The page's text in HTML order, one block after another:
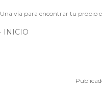
Una vía para encontrar tu propio
INICIO